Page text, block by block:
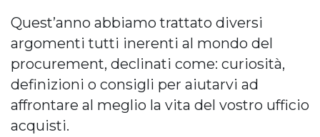
Quest’anno abbiamo trattato diversi
argomenti tutti inerenti al mondo del
procurement, declinati come: curiosità,
definizioni o consigli per aiutarvi ad
affrontare al meglio la vita del vostro ufficio
acquisti.